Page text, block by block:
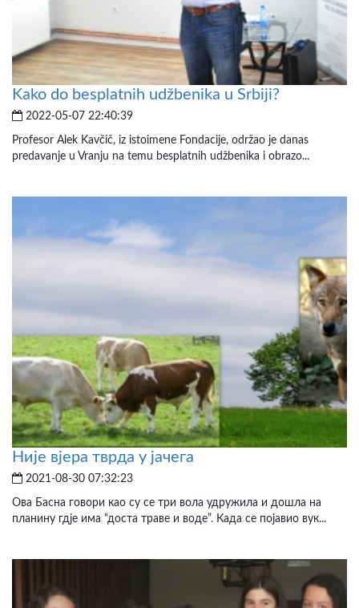
Kako do besplatnih udžbenika u Srbiji?
2022-05-07 22:40:39
Profesor Alek Kavčič, iz istoimene Fondacije, održao je danas
predavanje u Vranju na temu besplatnih udžbenika i obrazo...
Није вјера тврда у јачега
2021-08-30 07:32:23
Ова Басна говори као су се три вола удружила и дошла на
планину гдје има “доста траве и воде”. Када се појавио вук...